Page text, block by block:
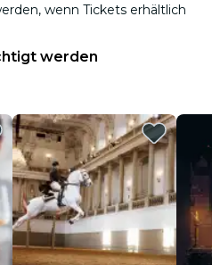
wenn Tickets erhältlich
werden